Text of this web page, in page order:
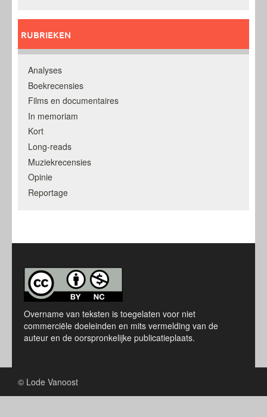
RUBRIEKEN
Analyses
Boekrecensies
Films en documentaires
In memoriam
Kort
Long-reads
Muziekrecensies
Opinie
Reportage
Overname van teksten is toegelaten voor niet
commerciële doeleinden en mits vermelding van de
auteur en de oorspronkelijke publicatieplaats.
© Lode Vanoost